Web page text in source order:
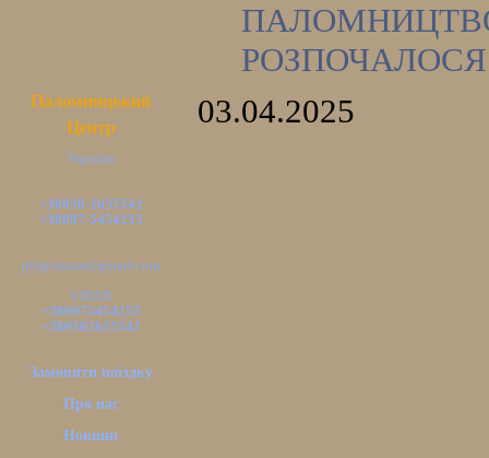
Паломницький
Центр
Україна
+38050-2655542
+38097-5454255
pilgrimsua@gmail.com
VIBER
+380975454255
+380502655542
Замовити поїздку
Про нас
Новини
РОЗПОЧАЛОСЯ
03.04.2025